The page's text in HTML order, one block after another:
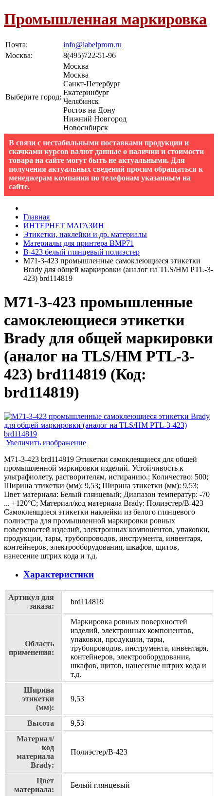
Промышленная маркировка
Почта:
info@labelprom.ru
Москва: 8(495)722-51-96
Выберите город:
Москва
Москва
Санкт-Петербург
Екатеринбург
Челябинск
Ростов на Дону
Нижний Новгород
Новосибирск
В связи с нестабильными поставками продукции и
скачками курсов валют данные о наличии и стоимости
товара на сайте могут быть не актуальными. Для
получения актуальных сведений просим обращаться к
менеджерам компании по телефонам указанным на
сайте.
Главная
ИНТЕРНЕТ МАГАЗИН
Этикетки, наклейки и др. материалы
Материалы для принтера BMP71
B-423 белый глянцевый полиэстер
M71-3-423 промышленные самоклеющиеся этикетки
Brady для общей маркировки (аналог на TLS/HM PTL-3-
423) brd114819
M71-3-423 промышленные
самоклеющиеся этикетки
Brady для общей маркировки
(аналог на TLS/HM PTL-3-
423) brd114819 (Код:
brd114819)
Увеличить изображение
M71-3-423 brd114819 Этикетки самоклеящиеся для общей
промышленной маркировки изделий. Устойчивость к
ультрафиолету, растворителям, истиранию.; Количество: 500;
Ширина этикетки (мм): 9,53; Ширина этикетки (мм): 9,53;
Цвет материала: Белый глянцевый; Диапазон температур: -70
... +120°С; Материал/код материала Brady: Полиэстер/В-423
Самоклеящиеся этикетки наклейки из белого глянцевого
полиэстра для промышленной маркировки ровных
поверхностей изделий, электронных компонентов, упаковки,
продукции, тары, трубопроводов, инструмента, инвентаря,
контейнеров, электрооборудования, шкафов, щитов,
нанесение штрих кода и т.д.
Характеристики
Артикул для
заказа:
brd114819
Область
применения:
Маркировка ровных поверхностей
изделий, электронных компонентов,
упаковки, продукции, тары,
трубопроводов, инструмента, инвентаря,
контейнеров, электрооборудования,
шкафов, щитов, нанесение штрих кода и
т.д.
Ширина
этикетки
(мм):
9,53
Высота
9,53
Материал/
код
материала
Brady:
Полиэстер/В-423
Цвет
материала:
Белый глянцевый